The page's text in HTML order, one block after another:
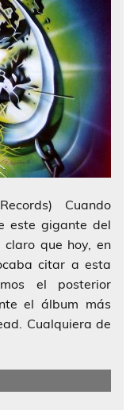
Cuando
este gigante del
que hoy, en
citar a esta
el posterior
el álbum más
Cualquiera de